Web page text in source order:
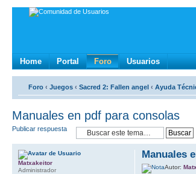
Home Portal Foro Usuarios
Foro ‹ Juegos ‹ Sacred 2: Fallen angel ‹ Ayuda
Manuales en pdf para consolas
Publicar respuesta
Manuales
Autor:
Matxakeitor
Administrador